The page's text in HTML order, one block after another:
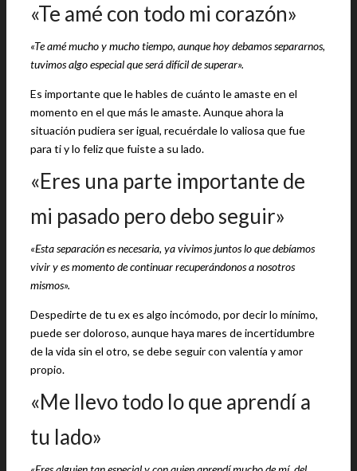
«Te amé con todo mi corazón»
«Te amé mucho y mucho tiempo, aunque hoy debamos separarnos,
tuvimos algo especial que será difícil de superar».
Es importante que le hables de cuánto le amaste en el
momento en el que más le amaste. Aunque ahora la
situación pudiera ser igual, recuérdale lo valiosa que fue
para ti y lo feliz que fuiste a su lado.
«Eres una parte importante de
mi pasado pero debo seguir»
«Esta separación es necesaria, ya vivimos juntos lo que debíamos
vivir y es momento de continuar recuperándonos a nosotros
mismos».
Despedirte de tu ex es algo incómodo, por decir lo mínimo,
puede ser doloroso, aunque haya mares de incertidumbre
de la vida sin el otro, se debe seguir con valentía y amor
propio.
«Me llevo todo lo que aprendí a
tu lado»